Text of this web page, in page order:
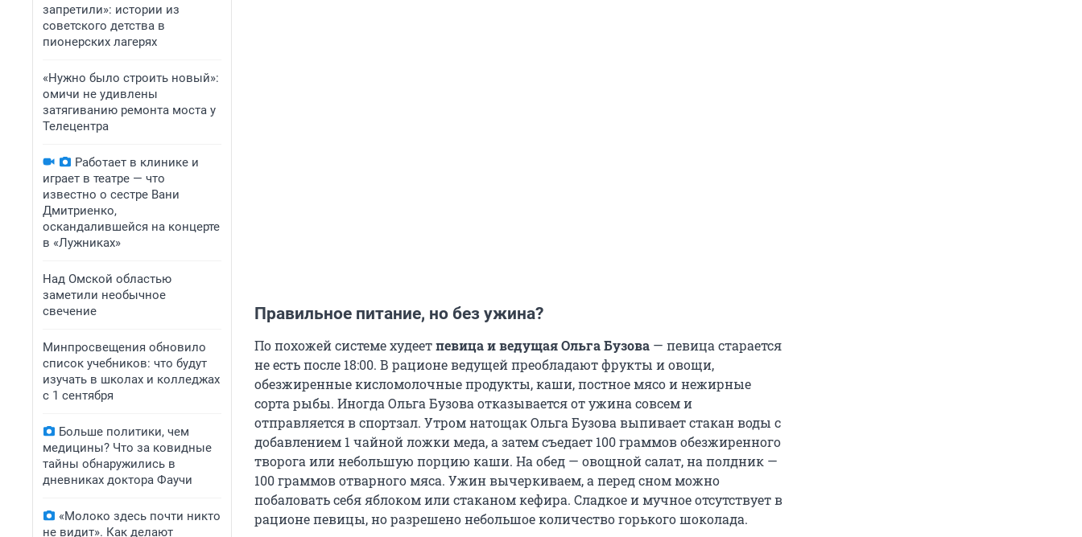
запретили»: истории из
советского детства в
пионерских лагерях
«Нужно было строить новый»:
омичи не удивлены
затягиванию ремонта моста у
Телецентра
Работает в клинике и
играет в театре — что
известно о сестре Вани
Дмитриенко,
оскандалившейся на концерте
в «Лужниках»
Над Омской областью
заметили необычное
свечение
Минпросвещения обновило
список учебников: что будут
изучать в школах и колледжах
с 1 сентября
Больше политики, чем
медицины? Что за ковидные
тайны обнаружились в
дневниках доктора Фаучи
«Молоко здесь почти никто
не видит». Как делают
Правильное питание, но без ужина?
По похожей системе худеетпевица и ведущая Ольга Бузова — певица старается
не есть после 18:00. В рационе ведущей преобладают фрукты и овощи,
обезжиренные кисломолочные продукты, каши, постное мясо и нежирные
сорта рыбы. Иногда Ольга Бузова отказывается от ужина совсем и
отправляется в спортзал. Утром натощак Ольга Бузова выпивает стакан воды с
добавлением 1 чайной ложки меда, а затем съедает 100 граммов обезжиренного
творога или небольшую порцию каши. На обед — овощной салат, на полдник —
100 граммов отварного мяса. Ужин вычеркиваем, а перед сном можно
побаловать себя яблоком или стаканом кефира. Сладкое и мучное отсутствует в
рационе певицы, но разрешено небольшое количество горького шоколада.